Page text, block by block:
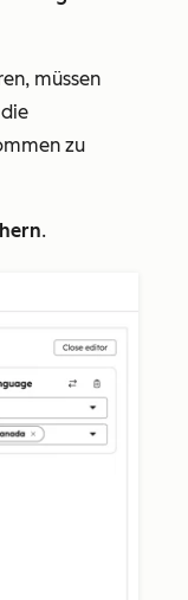
müssen
zu
.